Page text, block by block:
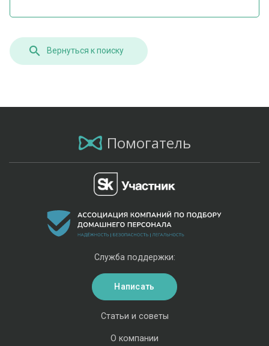
Вернуться к поиску
Помогатель
Статьи и советы
О компании
Служба поддержки:
Написать